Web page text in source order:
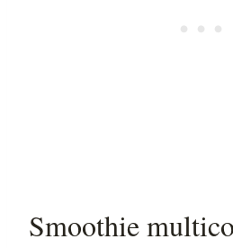
Smoothie